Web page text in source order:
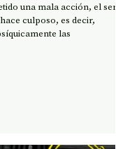
una mala acción, el ser
culposo, es decir,
las